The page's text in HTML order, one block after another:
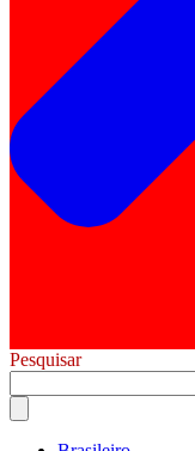
Pesquisar